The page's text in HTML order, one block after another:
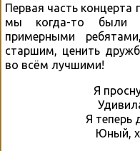
Первая часть
мы когда-то были
примерными
старшим, ценить
во всём лучшими!
Я
Я теперь
Юный,